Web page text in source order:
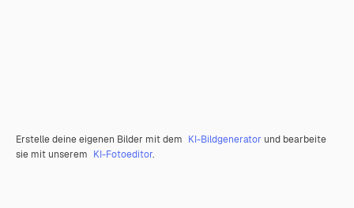
Erstelle deine eigenen Bilder mit dem KI-Bildgenerator und bearbeite
sie mit unserem KI-Fotoeditor.